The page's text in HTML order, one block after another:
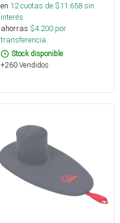
en 12cuotas de $11.658sin
interés
ahorras $4.200 por
transferencia.
Stock disponible
+260 Vendidos